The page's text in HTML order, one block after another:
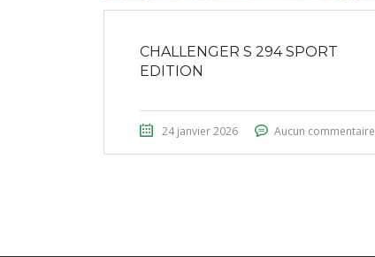
CHALLENGER S 294 SPORT
EDITION
24 janvier 2026 Aucun commentaire